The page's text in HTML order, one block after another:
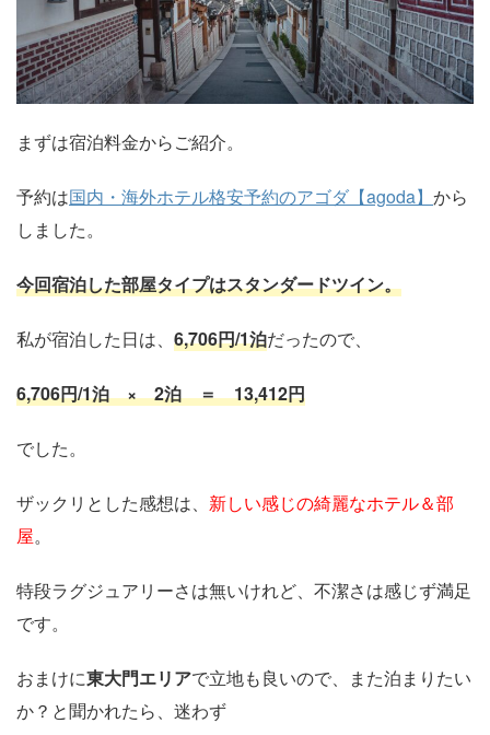
まずは宿泊料金からご紹介。
予約は国内・海外ホテル格安予約のアゴダ【agoda】 から
しました。
今回宿泊した部屋タイプはスタンダードツイン。
私が宿泊した日は、 6,706円/1泊だったので、
6,706円/1泊 × 2泊 ＝ 13,412円
でした。
ザックリとした感想は、 新しい感じの綺麗なホテル＆部
屋。
特段ラグジュアリーさは無いけれど、不潔さは感じず満足
です。
おまけに東大門エリアで立地も良いので、また泊まりたい
か？と聞かれたら、迷わず